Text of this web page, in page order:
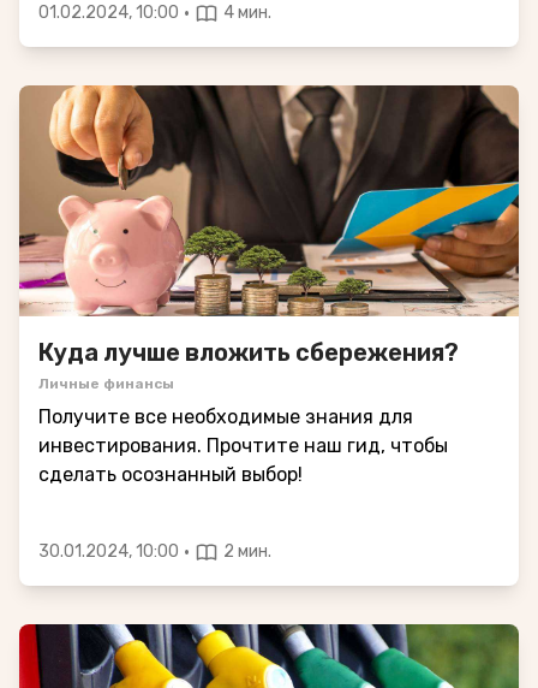
01.02.2024, 10:00 · 4 мин.
Куда лучше вложить сбережения?
Личные финансы
Получите все необходимые знания для
инвестирования. Прочтите наш гид, чтобы
сделать осознанный выбор!
30.01.2024, 10:00 · 2 мин.